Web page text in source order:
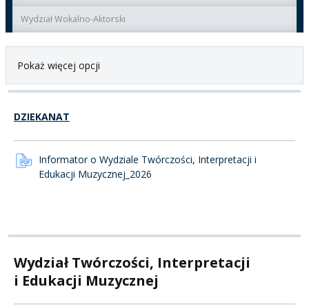
Wydział Wokalno-Aktorski
Pokaż więcej opcji
DZIEKANAT
Informator o Wydziale Twórczości, Interpretacji i
Edukacji Muzycznej_2026
Wydział Twórczości, Interpretacji
i Edukacji Muzycznej